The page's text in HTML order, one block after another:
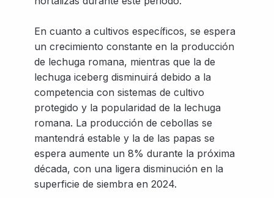
En cuanto a cultivos específicos, se espera
un crecimiento constante en la producción
de lechuga romana, mientras que la de
lechuga iceberg disminuirá debido a la
competencia con sistemas de cultivo
protegido y la popularidad de la lechuga
romana. La producción de cebollas se
mantendrá estable y la de las papas se
espera aumente un 8% durante la próxima
década, con una ligera disminución en la
superficie de siembra en 2024.